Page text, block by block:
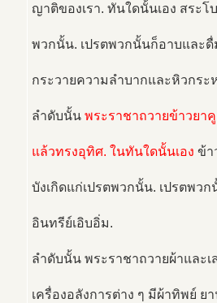
ญาติของเรา. ทันใดนั้นเอง สระ
พวกนั้น. เปรตพวกนั้นก็อาบและ
กระวายความลำบากและหิวกร
ลำดับนั้น พระราชาถวายข้าวยา
แล้วทรงอุทิศ. ในทันใดนั้นเอง ข้า
บังเกิดแก่เปรตพวกนั้น. เปรตพ
อินทรีย์เอิบอิ่ม.
ลำดับนั้น พระราชาถวายผ้าและ
เครื่องอลังการต่าง ๆ มีผ้าทิพย์